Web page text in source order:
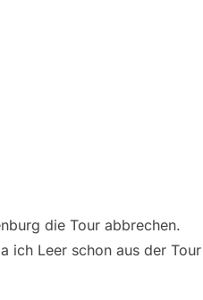
die Tour abbrechen.
ich Leer schon aus der Tour